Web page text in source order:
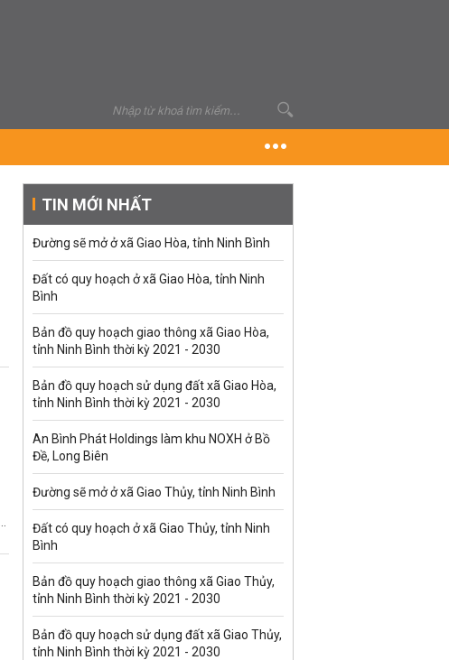
TIN MỚI NHẤT
Đường sẽ mở ở xã Giao Hòa, tỉnh Ninh Bình
Đất có quy hoạch ở xã Giao Hòa, tỉnh Ninh
Bình
Bản đồ quy hoạch giao thông xã Giao Hòa,
tỉnh Ninh Bình thời kỳ 2021 - 2030
Bản đồ quy hoạch sử dụng đất xã Giao Hòa,
tỉnh Ninh Bình thời kỳ 2021 - 2030
An Bình Phát Holdings làm khu NOXH ở Bồ
Đề, Long Biên
Đường sẽ mở ở xã Giao Thủy, tỉnh Ninh Bình
Đất có quy hoạch ở xã Giao Thủy, tỉnh Ninh
Bình
Bản đồ quy hoạch giao thông xã Giao Thủy,
tỉnh Ninh Bình thời kỳ 2021 - 2030
Bản đồ quy hoạch sử dụng đất xã Giao Thủy,
tỉnh Ninh Bình thời kỳ 2021 - 2030